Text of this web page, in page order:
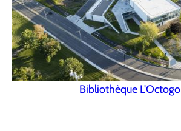
Bibliothèque